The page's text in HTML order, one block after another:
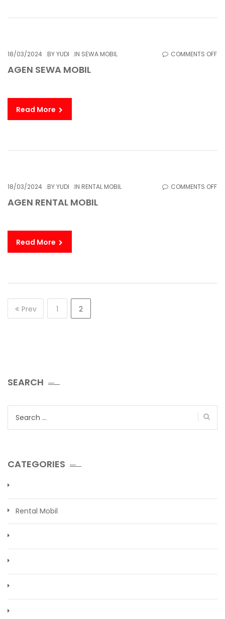
18/03/2024 BYYUDI IN SEWA MOBIL COMMENTS OFFON
AGEN SEWA MOBIL
Read More
18/03/2024 BYYUDI IN RENTAL MOBIL COMMENTS OFFON
AGEN RENTAL MOBIL
Read More
Prev 1 2
SEARCH
CATEGORIES
Rental Mobil